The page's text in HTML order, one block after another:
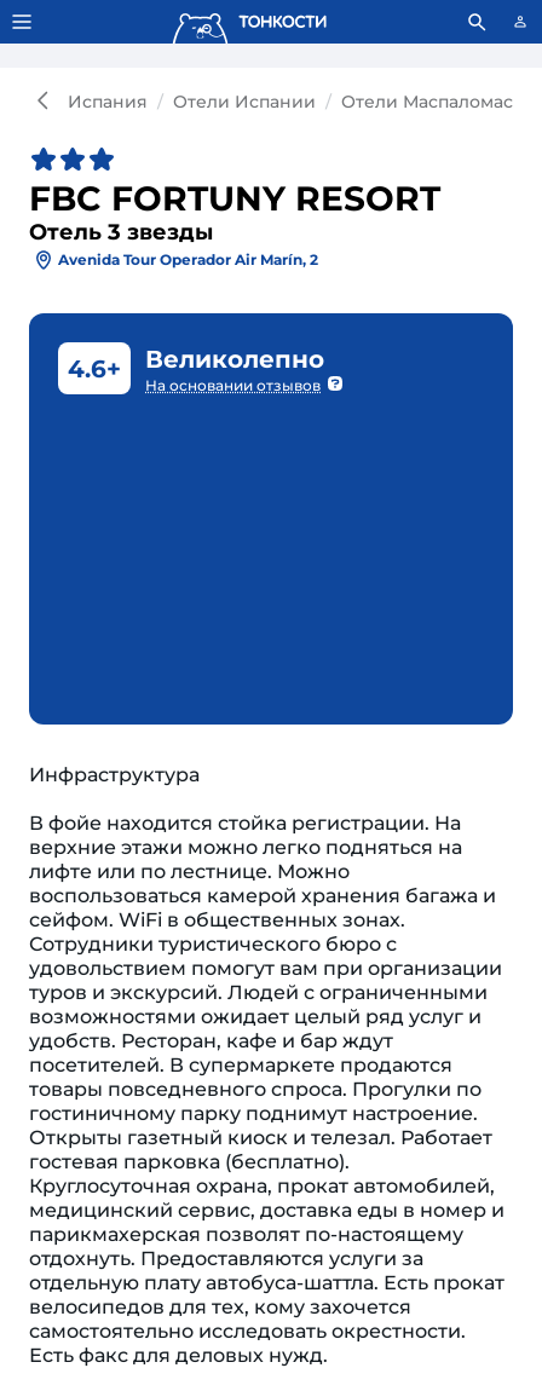
Тонкости используют сookie-файлы. Что это значит?
Испания Отели Испании Отели Маспаломаса
FBC FORTUNY RESORT
Отель 3 звезды
Avenida Tour Operador Air Marín, 2
4.6+ Великолепно
На основании отзывов
Инфраструктура
В фойе находится стойка регистрации. На
верхние этажи можно легко подняться на
лифте или по лестнице. Можно
воспользоваться камерой хранения багажа и
сейфом. WiFi в общественных зонах.
Сотрудники туристического бюро с
удовольствием помогут вам при организации
туров и экскурсий. Людей с ограниченными
возможностями ожидает целый ряд услуг и
удобств. Ресторан, кафе и бар ждут
посетителей. В супермаркете продаются
товары повседневного спроса. Прогулки по
гостиничному парку поднимут настроение.
Открыты газетный киоск и телезал. Работает
гостевая парковка (бесплатно).
Круглосуточная охрана, прокат автомобилей,
медицинский сервис, доставка еды в номер и
парикмахерская позволят по-настоящему
отдохнуть. Предоставляются услуги за
отдельную плату автобуса-шаттла. Есть прокат
велосипедов для тех, кому захочется
самостоятельно исследовать окрестности.
Есть факс для деловых нужд.